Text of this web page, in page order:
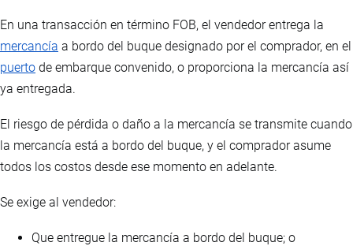
En una transacción en término FOB, el vendedor entrega la
mercancía a bordo del buque designado por el comprador, en el
puerto de embarque convenido, o proporciona la mercancía así
ya entregada.
El riesgo de pérdida o daño a la mercancía se transmite cuando
la mercancía está a bordo del buque, y el comprador asume
todos los costos desde ese momento en adelante.
Se exige al vendedor:
Que entregue la mercancía a bordo del buque; o